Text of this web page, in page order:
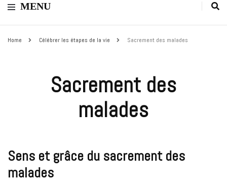
MENU
Home Célébrer les étapes de la vie Sacrement des malades
Sacrement des
malades
Sens et grâce du sacrement des
malades